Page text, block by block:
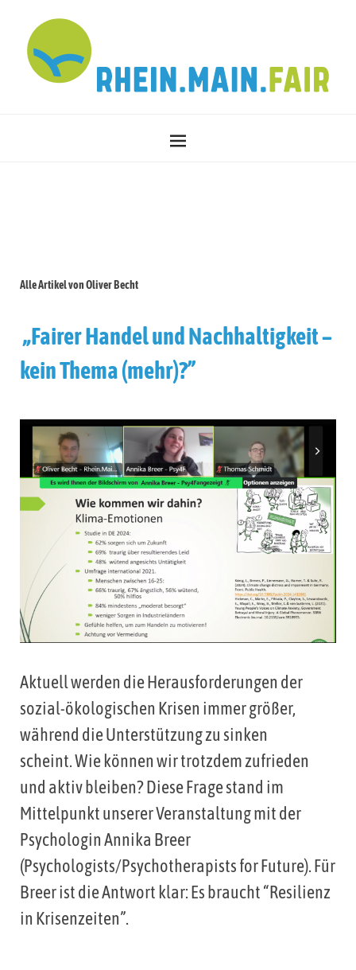
Alle Artikel vonOliver Becht
„Fairer Handel und Nachhaltigkeit –
kein Thema (mehr)?”
Aktuell werden die Herausforderungen der
sozial-ökologischen Krisen immer größer,
während die Unterstützung zu sinken
scheint. Wie können wir trotzdem zufrieden
und aktiv bleiben? Diese Frage stand im
Mittelpunkt unserer Veranstaltung mit der
Psychologin Annika Breer
(Psychologists/Psychotherapists for Future). Für
Breer ist die Antwort klar: Es braucht “Resilienz
in Krisenzeiten”.